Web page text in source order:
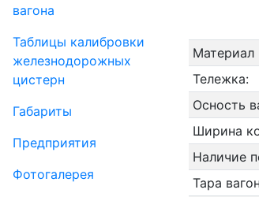
вагона
Таблицы калибровки
же­лезно­дорожных
цистерн
Габариты
Пред­прия­тия
Фо­то­га­ле­рея
Материал
Тележка:
Осность
Ширина
Наличие
Тара